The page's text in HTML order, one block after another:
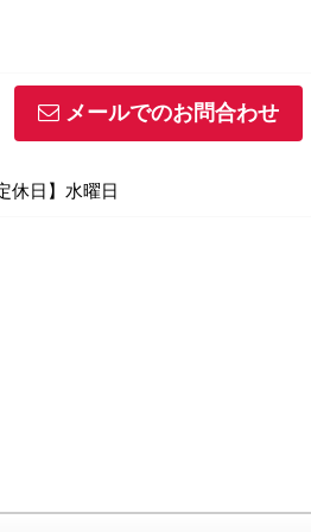
メールでのお問合わせ
休日】水曜日